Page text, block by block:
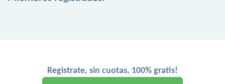
Registrate, sin cuotas, 100% gratis!